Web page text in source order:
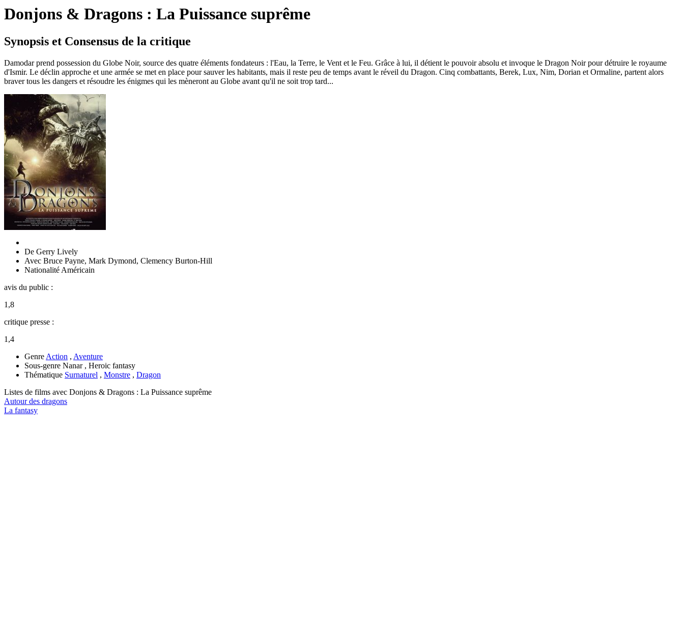
Donjons & Dragons : La Puissance suprême
Synopsis et Consensus de la critique
Damodar prend possession du Globe Noir, source des quatre éléments fondateurs : l'Eau, la Terre, le Vent et le Feu. Grâce à lui, il détient le pouvoir absolu et invoque le Dragon Noir pour détruire le royaume
d'Ismir. Le déclin approche et une armée se met en place pour sauver les habitants, mais il reste peu de temps avant le réveil du Dragon. Cinq combattants, Berek, Lux, Nim, Dorian et Ormaline, partent alors
braver tous les dangers et résoudre les énigmes qui les mèneront au Globe avant qu'il ne soit trop tard...
De Gerry Lively
Avec Bruce Payne, Mark Dymond, Clemency Burton-Hill
Nationalité Américain
avis du public :
1,8
critique presse :
1,4
Genre Action , Aventure
Sous-genre Nanar , Heroic fantasy
Thématique Surnaturel , Monstre , Dragon
Listes de films avec Donjons & Dragons : La Puissance suprême
Autour des dragons
La fantasy